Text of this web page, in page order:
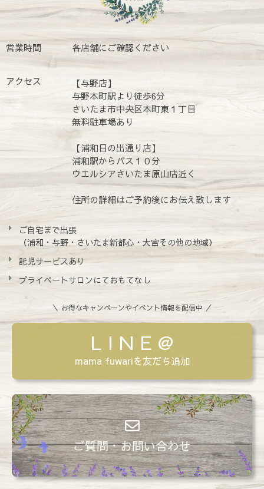
営業時間 各店舗にご確認ください
アクセス
【与野店】
与野本町駅より徒歩6分
さいたま市中央区本町東１丁目
無料駐車場あり
【浦和日の出通り店】
浦和駅からバス１０分
ウエルシアさいたま原山店近く
住所の詳細はご予約後にお伝え致します
ご自宅まで出張
（浦和・与野・さいたま新都心・大宮その他の地域）
託児サービスあり
プライベートサロンにておもてなし
＼ お得なキャンペーンやイベント情報を配信中 ／
L I N E @
mama fuwariを友だち追加
ご質問・お問い合わせ